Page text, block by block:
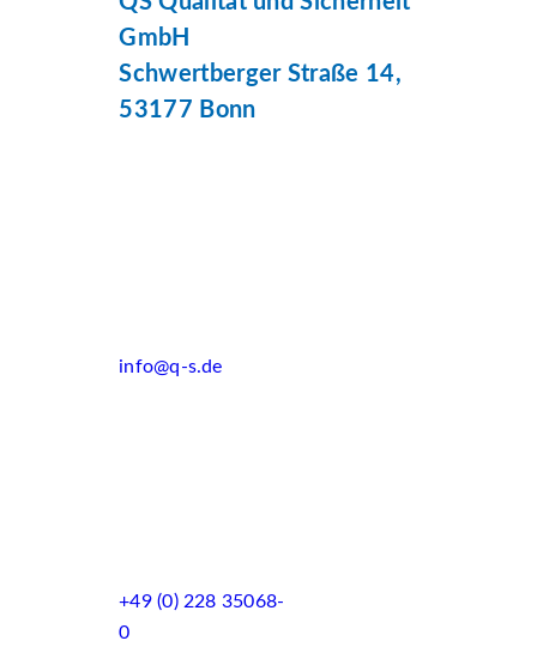
GmbH
Schwertberger Straße 14,
53177 Bonn
info@q-s.de
+49 (0) 228 35068-
0